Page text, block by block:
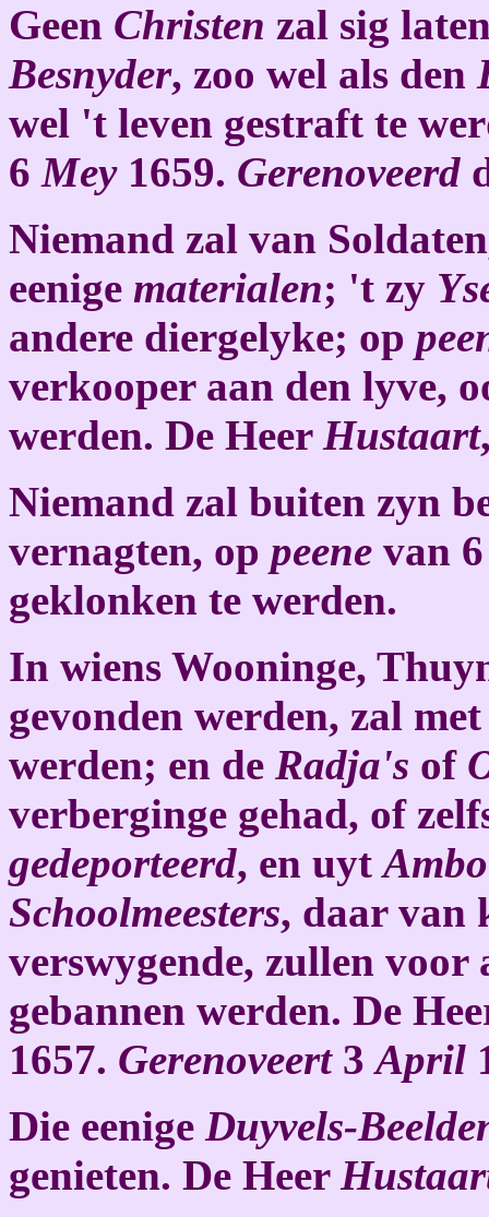
Geen Christen zal sig
Besnyder, zoo wel als den
wel 't leven gestraft te
6Mey1659. Gerenoveerd
Niemand zal van
eenige materialen; 't zy
andere diergelyke; op
verkooper aan den lyve,
werden. De Heer Hustaart
Niemand zal buiten zyn
vernagten, op peene van
geklonken te werden.
In wiens Wooninge,
gevonden werden, zal
werden; en de Radja's of
verberginge gehad, of
gedeporteerd, en uyt
Schoolmeesters, daar van
verswygende, zullen
gebannen werden. De
1657. Gerenoveert3April
Die eenige Duyvels-
genieten. De Heer